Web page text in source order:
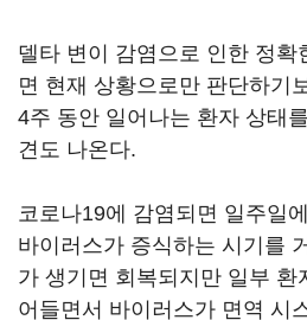
델타 변이 감염으로 인한 정확
면 현재 상황으로만 판단하기
4주 동안 일어나는 환자 상태
견도 나온다.
코로나19에 감염되면 일주일
바이러스가 증식하는 시기를
가 생기면 회복되지만 일부 환
어들면서 바이러스가 면역 시